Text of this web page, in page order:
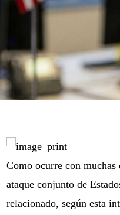
Como ocurre con muchas
ataque conjunto de
relacionado, según esta